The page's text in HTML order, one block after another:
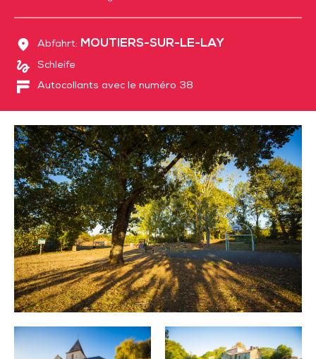
Abfahrt: MOUTIERS-SUR-LE-LAY
Schleife
Autocollants avec le numéro 38